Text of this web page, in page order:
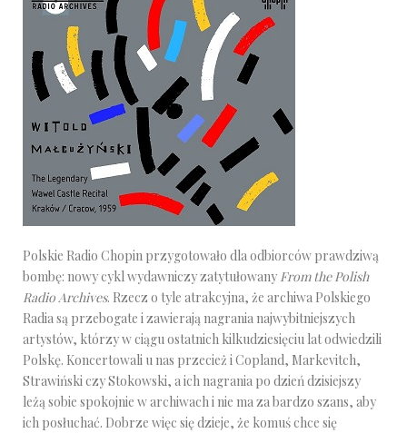
Polskie Radio Chopin przygotowało dla odbiorców prawdziwą
bombę: nowy cykl wydawniczy zatytułowany From the Polish
Radio Archives. Rzecz o tyle atrakcyjna, że archiwa Polskiego
Radia są przebogate i zawierają nagrania najwybitniejszych
artystów, którzy w ciągu ostatnich kilkudziesięciu lat odwiedzili
Polskę. Koncertowali u nas przecież i Copland, Markevitch,
Strawiński czy Stokowski, a ich nagrania po dzień dzisiejszy
leżą sobie spokojnie w archiwach i nie ma za bardzo szans, aby
ich posłuchać. Dobrze więc się dzieje, że komuś chce się